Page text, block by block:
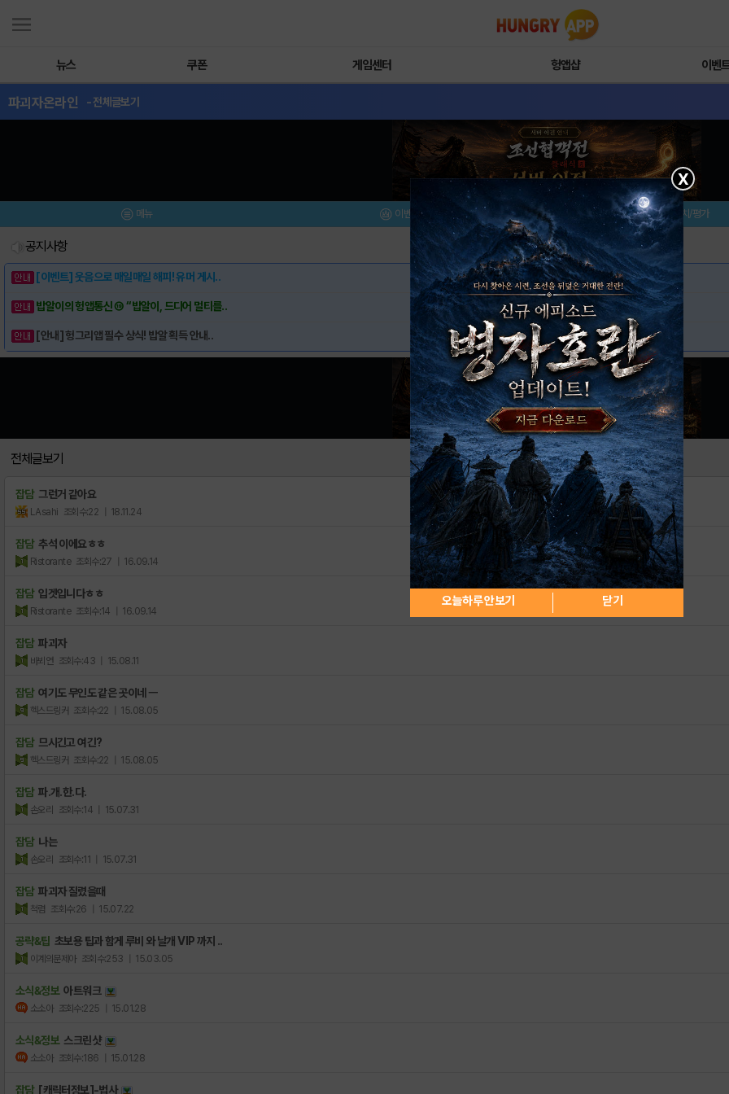
뉴스 쿠폰 게임센터 헝앱샵 이벤
파괴자온라인 - 전체글보기
메뉴 이벤트/미션 설치/평가
공지사항
[이벤트] 웃음으로 매일매일 해피! 유머 게시..
밥알이의 헝앱통신 ⑲ “밥알이, 드디어 멀티를..
[안내] 헝그리앱 필수 상식! 밥알 획득 안내..
전체글보기
잡담 그런거 같아요
LAsahi 조회수:22 | 18.11.24
잡담 추석 이에요ㅎㅎ
Ristorante 조회수:27 | 16.09.14
잡담 입겟입니다ㅎㅎ
Ristorante 조회수:14 | 16.09.14
잡담 파괴자
바뵈연 조회수:43 | 15.08.11
잡담 여기도 무인도 같은 곳이네 ㅡ
헥스드링커 조회수:22 | 15.08.05
잡담 므시긴고 여긴?
헥스드링커 조회수:22 | 15.08.05
잡담 파.개.한.다.
손오리 조회수:14 | 15.07.31
잡담 나는
손오리 조회수:11 | 15.07.31
잡담 파괴자 질렸을때
척렴 조회수:26 | 15.07.22
공략&팁 초보용 팁과 함게 루비 와 날개 VIP 까지 ..
이계의문제아 조회수:253 | 15.03.05
소식&정보 아트워크
소소아 조회수:225 | 15.01.28
소식&정보 스크린샷
소소아 조회수:186 | 15.01.28
잡담 [캐릭터정보]-법사
X
오늘하루 안보기 닫기